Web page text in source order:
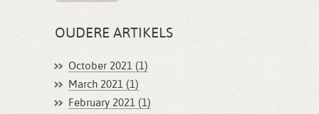
OUDERE ARTIKELS
October 2021 (1)
March 2021 (1)
February 2021 (1)